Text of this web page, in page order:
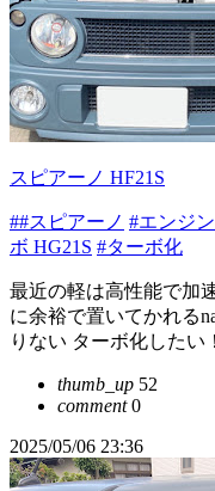
スピアーノ HF21S
##スピアーノ #エンジ
ボ HG21S #ターボ化
最近の軽は高性能で加
に余裕で置いてかれる
りない ターボ化したい
thumb_up 52
comment0
2025/05/06 23:36